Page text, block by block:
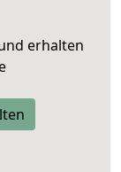
erhalten